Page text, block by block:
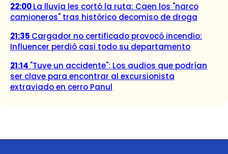
22:00La lluvia les cortó la ruta: Caen los "narco
camioneros" tras histórico decomiso de droga
21:35 Cargador no certificado provocó incendio:
Influencer perdió casi todo su departamento
21:14 "Tuve un accidente": Los audios que podrían
ser clave para encontrar al excursionista
extraviado en cerro Panul